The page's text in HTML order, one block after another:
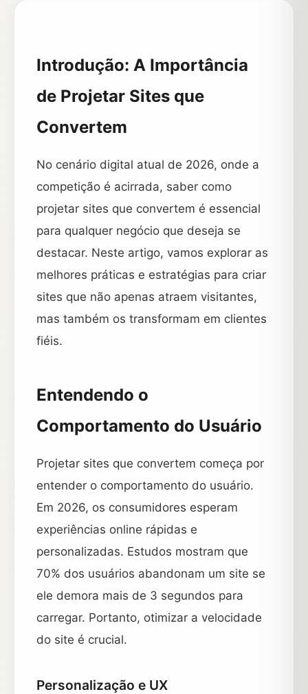
Introdução: A Importância
de Projetar Sites que
Convertem
No cenário digital atual de 2026, onde a
competição é acirrada, saber como
projetar sites que convertem é essencial
para qualquer negócio que deseja se
destacar. Neste artigo, vamos explorar as
melhores práticas e estratégias para criar
sites que não apenas atraem visitantes,
mas também os transformam em clientes
fiéis.
Entendendo o
Comportamento do Usuário
Projetar sites que convertem começa por
entender o comportamento do usuário.
Em 2026, os consumidores esperam
experiências online rápidas e
personalizadas. Estudos mostram que
70% dos usuários abandonam um site se
ele demora mais de 3 segundos para
carregar. Portanto, otimizar a velocidade
do site é crucial.
Personalização e UX